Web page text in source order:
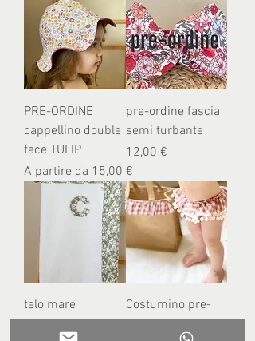
PRE-ORDINE
cappellino double
face TULIP
A partire da 15,00 €
Prezzo scontato
pre-ordine fascia
semi turbante
Prezzo
12,00 €
telo mare
Costumino pre-